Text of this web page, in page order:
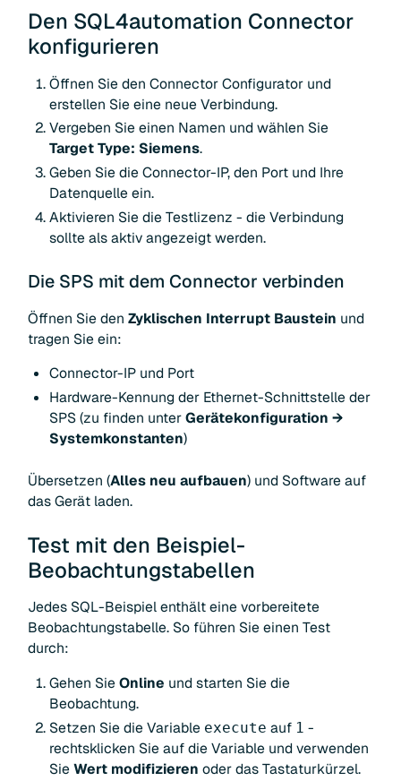
Den SQL4automation Connector
konfigurieren
Öffnen Sie den Connector Configurator und
erstellen Sie eine neue Verbindung.
Vergeben Sie einen Namen und wählen Sie
Target Type: Siemens.
Geben Sie die Connector-IP, den Port und Ihre
Datenquelle ein.
Aktivieren Sie die Testlizenz - die Verbindung
sollte als aktiv angezeigt werden.
Die SPS mit dem Connector verbinden
Öffnen Sie denZyklischen Interrupt Baustein und
tragen Sie ein:
Connector-IP und Port
Hardware-Kennung der Ethernet-Schnittstelle der
SPS (zu finden unterGerätekonfiguration →
Systemkonstanten)
Übersetzen (Alles neu aufbauen) und Software auf
das Gerät laden.
Test mit den Beispiel-
Beobachtungstabellen
Jedes SQL-Beispiel enthält eine vorbereitete
Beobachtungstabelle. So führen Sie einen Test
durch:
Gehen SieOnline und starten Sie die
Beobachtung.
Setzen Sie die Variable execute auf 1 -
rechtsklicken Sie auf die Variable und verwenden
SieWert modifizieren oder das Tastaturkürzel.